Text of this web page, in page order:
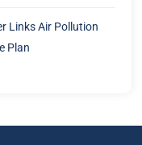
Links Air Pollution
Plan